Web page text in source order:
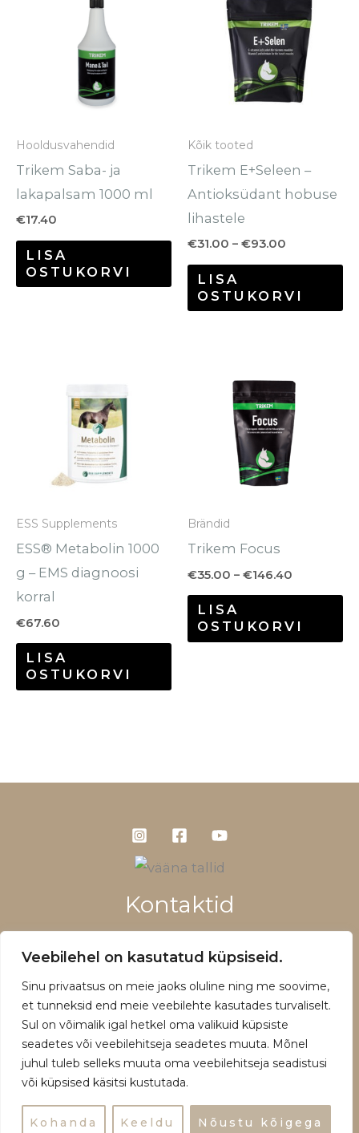
Veebilehel on kasutatud küpsiseid.
Sinu privaatsus on meie jaoks oluline ning me soovime,
et tunneksid end meie veebilehte kasutades turvaliselt.
Sul on võimalik igal hetkel oma valikuid küpsiste
seadetes või veebilehitseja seadetes muuta. Mõnel
juhul tuleb selleks muuta oma veebilehitseja seadistusi
või küpsised käsitsi kustutada.
Kohanda Keeldu Nõustu kõigega
Hooldusvahendid
Trikem Saba- ja
lakapalsam 1000 ml
€17.40
LISA
OSTUKORVI
Kõik tooted
Trikem E+Seleen –
Antioksüdant hobuse
lihastele
€31.00 – €93.00
kuni
€93.00
LISA
OSTUKORVI
ESS Supplements
ESS® Metabolin 1000
g – EMS diagnoosi
korral
€67.60
LISA
OSTUKORVI
Brändid
Trikem Focus
€35.00 – €146.40
kuni
€146.40
LISA
OSTUKORVI
Kontaktid
+372 5660 1028
Müügitingimused ja privaatsuspoliitika
Copyright © 2026 | Powered by Vääna Tallid